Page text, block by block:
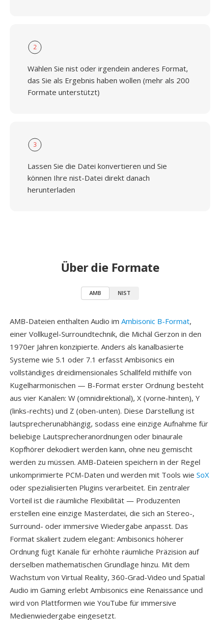
2
Wählen Sie nist oder irgendein anderes Format,
das Sie als Ergebnis haben wollen (mehr als 200
Formate unterstützt)
3
Lassen Sie die Datei konvertieren und Sie
können Ihre nist-Datei direkt danach
herunterladen
Über die Formate
AMB NIST
AMB-Dateien enthalten Audio im Ambisonic B-Format,
einer Vollkugel-Surroundtechnik, die Michäl Gerzon in den
1970er Jahren konzipierte. Anders als kanalbasierte
Systeme wie 5.1 oder 7.1 erfasst Ambisonics ein
vollständiges dreidimensionales Schallfeld mithilfe von
Kugelharmonischen — B-Format erster Ordnung besteht
aus vier Kanälen: W (omnidirektional), X (vorne-hinten), Y
(links-rechts) und Z (oben-unten). Diese Darstellung ist
lautsprecherunabhängig, sodass eine einzige Aufnahme für
beliebige Lautsprecheranordnungen oder binaurale
Kopfhörer dekodiert werden kann, ohne neu gemischt
werden zu müssen. AMB-Dateien speichern in der Regel
unkomprimierte PCM-Daten und werden mit Tools wie SoX
oder spezialisierten Plugins verarbeitet. Ein zentraler
Vorteil ist die räumliche Flexibilität — Produzenten
erstellen eine einzige Masterdatei, die sich an Stereo-,
Surround- oder immersive Wiedergabe anpasst. Das
Format skaliert zudem elegant: Ambisonics höherer
Ordnung fügt Kanäle für erhöhte räumliche Präzision auf
derselben mathematischen Grundlage hinzu. Mit dem
Wachstum von Virtual Reality, 360-Grad-Video und Spatial
Audio im Gaming erlebt Ambisonics eine Renaissance und
wird von Plattformen wie YouTube für immersive
Medienwiedergabe eingesetzt.